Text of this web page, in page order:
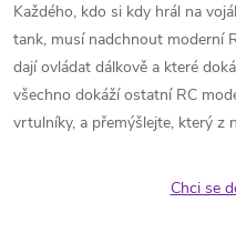
Každého, kdo si kdy hrál na
tank, musí nadchnout moderní
dají ovládat dálkově a které
všechno dokáží ostatní RC
vrtulníky, a přemýšlejte, který z
Chci se